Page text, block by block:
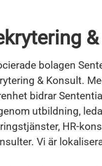
bolagen
& Konsult.
bidrar
utbildning,
HR-
Vi är